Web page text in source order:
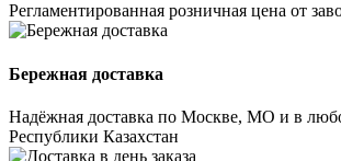
Регламентированная розничная цена от
Бережная доставка
Надёжная доставка по Москве, МО и в
Республики Казахстан